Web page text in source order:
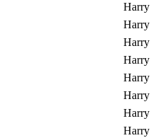
Harry
Harry
Harry
Harry
Harry
Harry
Harry
Harry